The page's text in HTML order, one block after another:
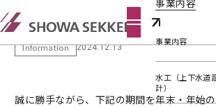
事業内容
事業内容
水工（上下水道
計）
年末・年始休業のお知ら
Information 2024.12.13
誠に勝手ながら、下記の期間を年末・年始